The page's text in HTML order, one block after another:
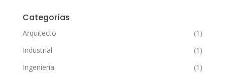
Categorías
Arquitecto
(1)
Industrial
(1)
Ingenierìa
(1)